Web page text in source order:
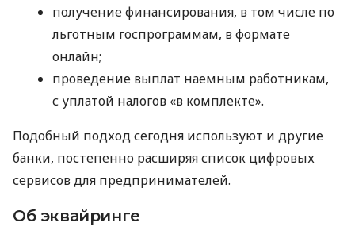
получение финансирования, в том числе по
льготным госпрограммам, в формате
онлайн;
проведение выплат наемным работникам,
с уплатой налогов «в комплекте».
Подобный подход сегодня используют и другие
банки, постепенно расширяя список цифровых
сервисов для предпринимателей.
Об эквайринге